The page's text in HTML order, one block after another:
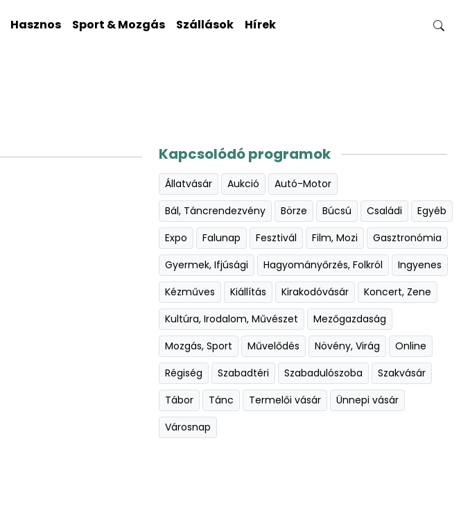
Hasznos Sport & Mozgás Szállások Hírek
Kapcsolódó programok
Állatvásár Aukció
Autó-Motor
Bál, Táncrendezvény
Börze Búcsú Családi
Egyéb
Expo
Falunap Fesztivál Film, Mozi
Gasztronómia
Gyermek, Ifjúsági
Hagyományőrzés, Folkról
Ingyenes
Kézműves
Kiállítás Kirakodóvásár
Koncert, Zene
Kultúra, Irodalom, Művészet
Mezőgazdaság
Mozgás, Sport
Művelődés Növény, Virág
Online
Régiség
Szabadtéri Szabadulószoba
Szakvásár
Tábor
Tánc Termelői vásár
Ünnepi vásár
Városnap